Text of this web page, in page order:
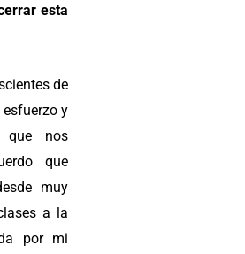
esta
de
y
que nos
que
muy
a la
por mi